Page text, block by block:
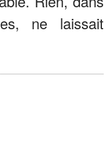
ne laissait